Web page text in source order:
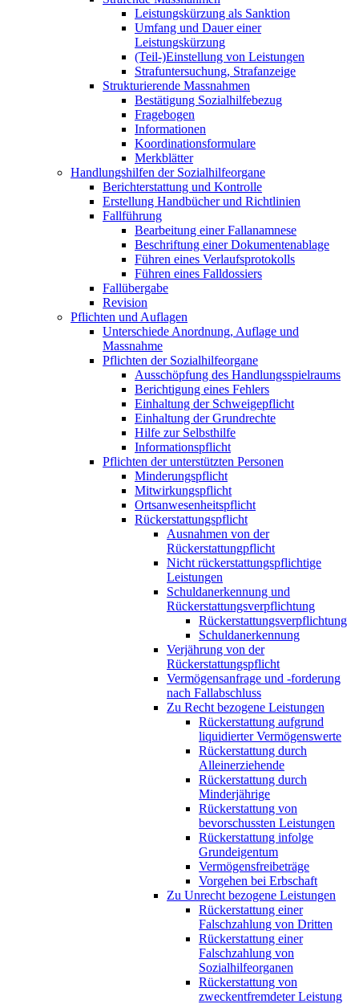
Leistungskürzung als Sanktion
Umfang und Dauer einer
Leistungskürzung
(Teil-)Einstellung von Leistungen
Strafuntersuchung, Strafanzeige
Strukturierende Massnahmen
Bestätigung Sozialhilfebezug
Fragebogen
Informationen
Koordinationsformulare
Merkblätter
Handlungshilfen der Sozialhilfeorgane
Berichterstattung und Kontrolle
Erstellung Handbücher und Richtlinien
Fallführung
Bearbeitung einer Fallanamnese
Beschriftung einer Dokumentenablage
Führen eines Verlaufsprotokolls
Führen eines Falldossiers
Fallübergabe
Revision
Pflichten und Auflagen
Unterschiede Anordnung, Auflage und
Massnahme
Pflichten der Sozialhilfeorgane
Ausschöpfung des Handlungsspielraums
Berichtigung eines Fehlers
Einhaltung der Schweigepflicht
Einhaltung der Grundrechte
Hilfe zur Selbsthilfe
Informationspflicht
Pflichten der unterstützten Personen
Minderungspflicht
Mitwirkungspflicht
Ortsanwesenheitspflicht
Rückerstattungspflicht
Ausnahmen von der
Rückerstattungpflicht
Nicht rückerstattungspflichtige
Leistungen
Schuldanerkennung und
Rückerstattungsverpflichtung
Rückerstattungsverpflichtung
Schuldanerkennung
Verjährung von der
Rückerstattungspflicht
Vermögensanfrage und -forderung
nach Fallabschluss
Zu Recht bezogene Leistungen
Rückerstattung aufgrund
liquidierter Vermögenswerte
Rückerstattung durch
Alleinerziehende
Rückerstattung durch
Minderjährige
Rückerstattung von
bevorschussten Leistungen
Rückerstattung infolge
Grundeigentum
Vermögensfreibeträge
Vorgehen bei Erbschaft
Zu Unrecht bezogene Leistungen
Rückerstattung einer
Falschzahlung von Dritten
Rückerstattung einer
Falschzahlung von
Sozialhilfeorganen
Rückerstattung von
zweckentfremdeter Leistung